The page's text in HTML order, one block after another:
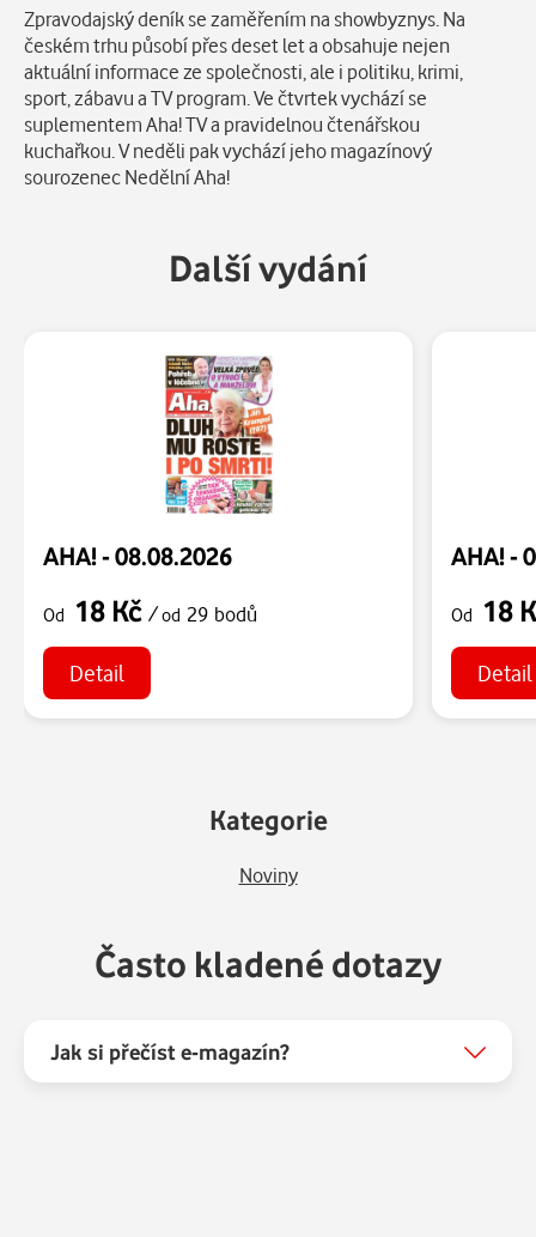
Popis
Zpravodajský deník se zaměřením na showbyznys. Na
českém trhu působí přes deset let a obsahuje nejen
aktuální informace ze společnosti, ale i politiku, krimi,
sport, zábavu a TV program. Ve čtvrtek vychází se
suplementem Aha! TV a pravidelnou čtenářskou
kuchařkou. V neděli pak vychází jeho magazínový
sourozenec Nedělní Aha!
Další vydání
AHA! - 08.08.2026
Od 18 Kč /od 29 bodů
Detail
AHA! -
Od 18
Detail
Kategorie
Noviny
Často kladené dotazy
Jak si přečíst e-magazín?